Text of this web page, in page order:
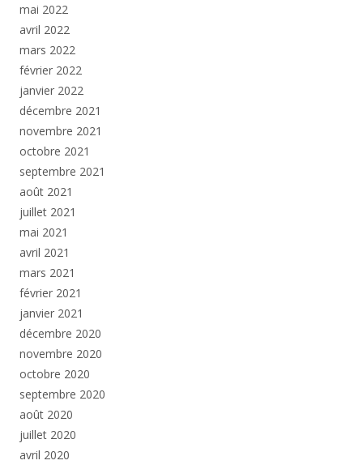
mai 2022
avril 2022
mars 2022
février 2022
janvier 2022
décembre 2021
novembre 2021
octobre 2021
septembre 2021
août 2021
juillet 2021
mai 2021
avril 2021
mars 2021
février 2021
janvier 2021
décembre 2020
novembre 2020
octobre 2020
septembre 2020
août 2020
juillet 2020
avril 2020